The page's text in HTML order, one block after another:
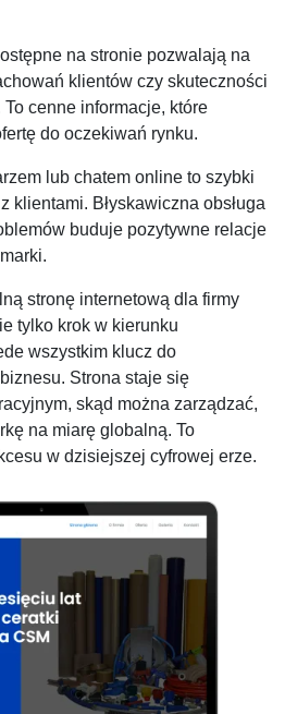
na stronie pozwalają na
klientów czy skuteczności
cenne informacje, które
do oczekiwań rynku.
lub chatem online to szybki
klientami. Błyskawiczna obsługa
buduje pozytywne relacje
stronę internetową dla firmy
tylko krok w kierunku
wszystkim klucz do
Strona staje się
skąd można zarządzać,
na miarę globalną. To
w dzisiejszej cyfrowej erze.